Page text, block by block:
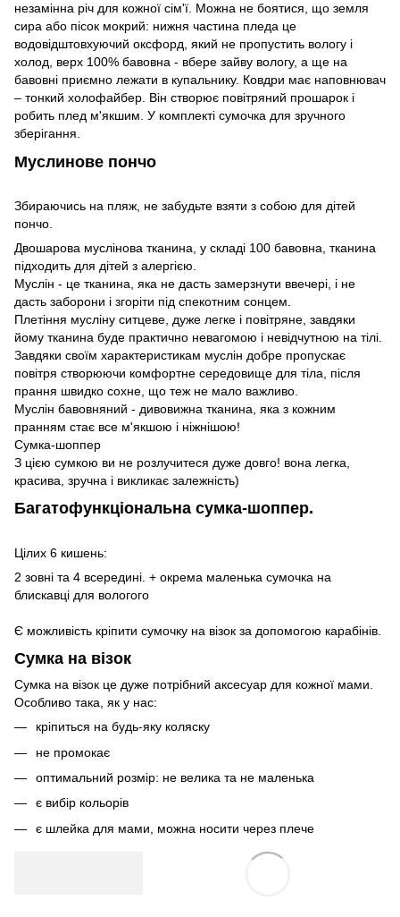
незамінна річ для кожної сім'ї. Можна не боятися, що земля
сира або пісок мокрий: нижня частина пледа це
водовідштовхуючий оксфорд, який не пропустить вологу і
холод, верх 100% бавовна - вбере зайву вологу, а ще на
бавовні приємно лежати в купальнику. Ковдри має наповнювач
– тонкий холофайбер. Він створює повітряний прошарок і
робить плед м'якшим. У комплекті сумочка для зручного
зберігання.
Муслинове пончо
Збираючись на пляж, не забудьте взяти з собою для дітей
пончо.
Двошарова муслінова тканина, у складі 100 бавовна, тканина
підходить для дітей з алергією.
Муслін - це тканина, яка не дасть замерзнути ввечері, і не
дасть заборони і згоріти під спекотним сонцем.
Плетіння мусліну ситцеве, дуже легке і повітряне, завдяки
йому тканина буде практично невагомою і невідчутною на тілі.
Завдяки своїм характеристикам муслін добре пропускає
повітря створюючи комфортне середовище для тіла, після
прання швидко сохне, що теж не мало важливо.
Муслін бавовняний - дивовижна тканина, яка з кожним
пранням стає все м'якшою і ніжнішою!
Сумка-шоппер
З цією сумкою ви не розлучитеся дуже довго! вона легка,
красива, зручна і викликає залежність)
Багатофункціональна сумка-шоппер.
Цілих 6 кишень:
2 зовні та 4 всередині. + окрема маленька сумочка на
блискавці для вологого
Є можливість кріпити сумочку на візок за допомогою карабінів.
Сумка на візок
Сумка на візок це дуже потрібний аксесуар для кожної мами.
Особливо така, як у нас:
кріпиться на будь-яку коляску
не промокає
оптимальний розмір: не велика та не маленька
є вибір кольорів
є шлейка для мами, можна носити через плече